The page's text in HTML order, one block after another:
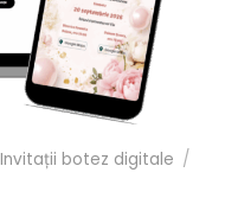
Invitații botez digitale /